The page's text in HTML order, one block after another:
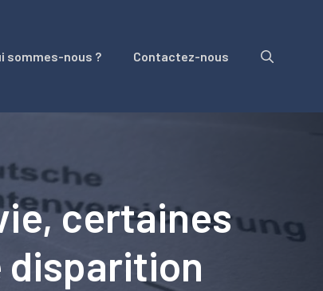
sommes-nous ? Contactez-nous
certaines
disparition